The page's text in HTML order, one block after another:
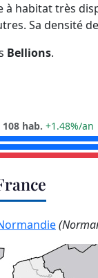
à habitat très
Sa densité
Bellions.
108 hab. +1.48%/an